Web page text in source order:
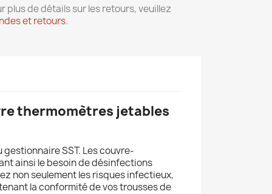
plus de détails sur les retours, veuillez
et retours.
thermomètres jetables
SST. Les couvre-
ainsi le besoin de désinfections
non seulement les risques infectieux,
la conformité de vos trousses de